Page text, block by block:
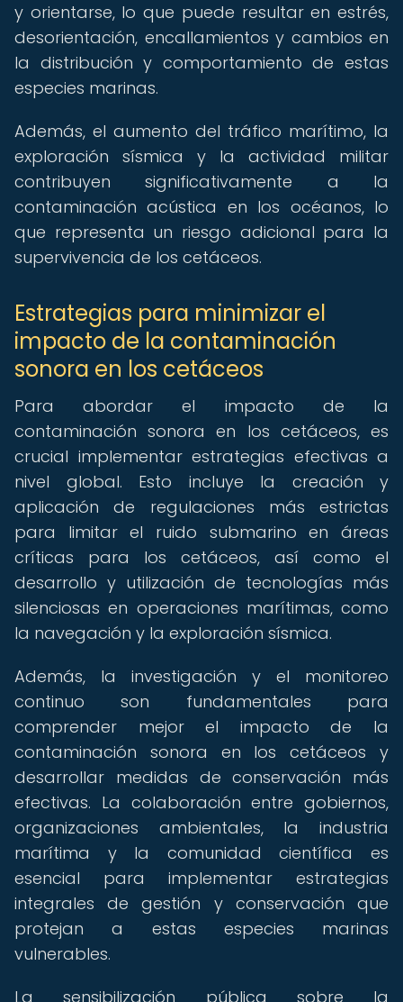
y orientarse, lo que puede resultar en estrés,
desorientación, encallamientos y cambios en
la distribución y comportamiento de estas
especies marinas.
Además, el aumento del tráfico marítimo, la
exploración sísmica y la actividad militar
contribuyen significativamente a la
contaminación acústica en los océanos, lo
que representa un riesgo adicional para la
supervivencia de los cetáceos.
Estrategias para minimizar el
impacto de la contaminación
sonora en los cetáceos
Para abordar el impacto de la
contaminación sonora en los cetáceos, es
crucial implementar estrategias efectivas a
nivel global. Esto incluye la creación y
aplicación de regulaciones más estrictas
para limitar el ruido submarino en áreas
críticas para los cetáceos, así como el
desarrollo y utilización de tecnologías más
silenciosas en operaciones marítimas, como
la navegación y la exploración sísmica.
Además, la investigación y el monitoreo
continuo son fundamentales para
comprender mejor el impacto de la
contaminación sonora en los cetáceos y
desarrollar medidas de conservación más
efectivas. La colaboración entre gobiernos,
organizaciones ambientales, la industria
marítima y la comunidad científica es
esencial para implementar estrategias
integrales de gestión y conservación que
protejan a estas especies marinas
vulnerables.
La sensibilización pública sobre la